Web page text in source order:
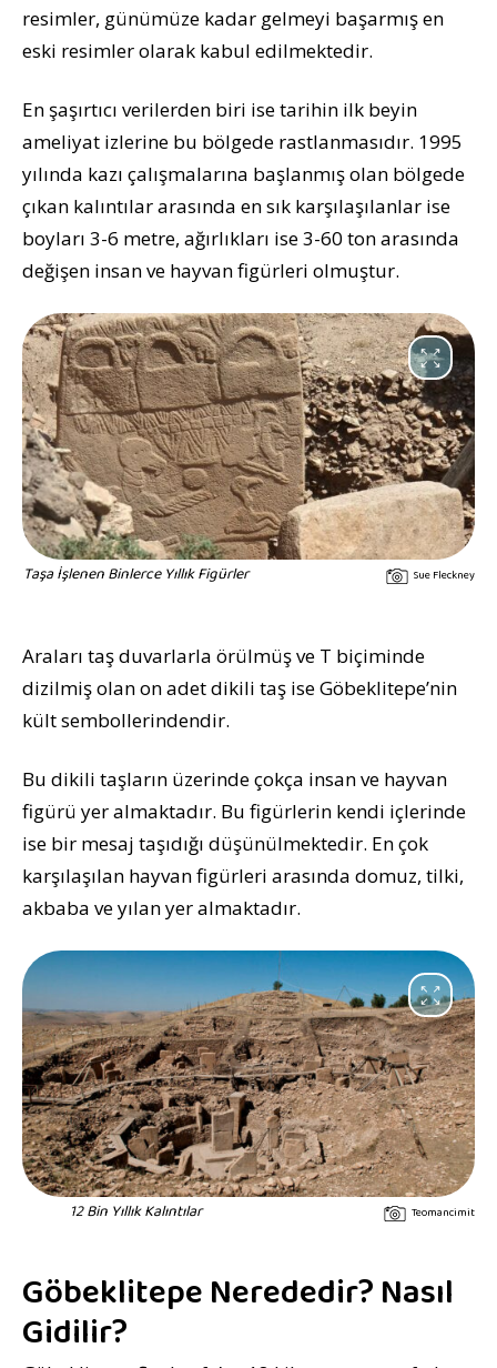
resimler, günümüze kadar gelmeyi başarmış en
eski resimler olarak kabul edilmektedir.
En şaşırtıcı verilerden biri ise tarihin ilk beyin
ameliyat izlerine bu bölgede rastlanmasıdır. 1995
yılında kazı çalışmalarına başlanmış olan bölgede
çıkan kalıntılar arasında en sık karşılaşılanlar ise
boyları 3-6 metre, ağırlıkları ise 3-60 ton arasında
değişen insan ve hayvan figürleri olmuştur.
Taşa İşlenen Binlerce Yıllık Figürler Sue Fleckney
Araları taş duvarlarla örülmüş ve T biçiminde
dizilmiş olan on adet dikili taş ise Göbeklitepe’nin
kült sembollerindendir.
Bu dikili taşların üzerinde çokça insan ve hayvan
figürü yer almaktadır. Bu figürlerin kendi içlerinde
ise bir mesaj taşıdığı düşünülmektedir. En çok
karşılaşılan hayvan figürleri arasında domuz, tilki,
akbaba ve yılan yer almaktadır.
12 Bin Yıllık Kalıntılar Teomancimit
Göbeklitepe Nerededir? Nasıl
Gidilir?